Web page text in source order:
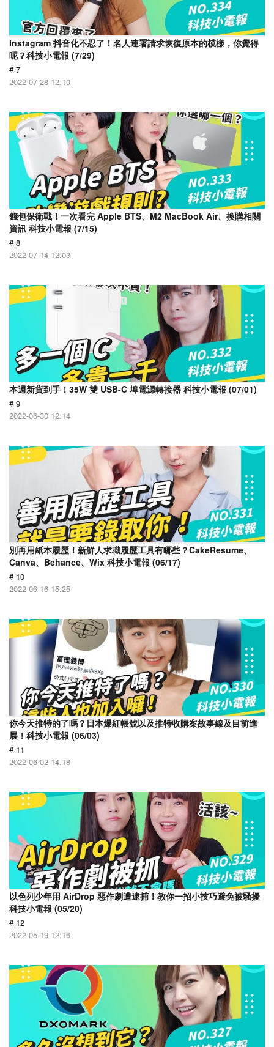
Instagram 抖音化不忍了！名人連署請求恢復原本的模樣，你覺得
呢？科技小電報 (7/29)
# 7
2022-07-28 12:10
錢包保衛戰！一次看完 Apple BTS、M2 MacBook Air、換購相關
資訊 科技小電報 (7/15)
# 8
2022-07-14 12:03
本週新貨到手！35W 雙 USB-C 埠電源轉接器 科技小電報 (07/01)
# 9
2022-06-30 12:14
別再用紙本履歷！新鮮人求職履歷工具有哪些？CakeResume、
Canva、Behance、Wix 科技小電報 (06/17)
# 10
2022-06-16 15:25
你今天推特的了嗎？日本爆紅帳號以及推特收購案故事線及目前進
展！科技小電報 (06/03)
# 11
2022-06-02 14:18
以色列少年用 AirDrop 惡作劇遭逮捕！教你一招小技巧避免被騷擾
科技小電報 (05/20)
# 12
2022-05-19 12:16